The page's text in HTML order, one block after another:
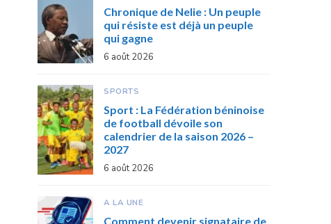
Chronique de Nelie : Un peuple
qui résiste est déjà un peuple
qui gagne
6 août 2026
SPORTS
Sport : La Fédération béninoise
de football dévoile son
calendrier de la saison 2026 –
2027
6 août 2026
A LA UNE
Comment devenir signataire de